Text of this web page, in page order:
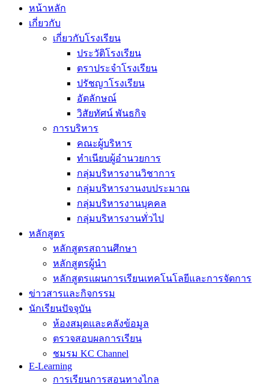
หน้าหลัก
เกี่ยวกับ
เกี่ยวกับโรงเรียน
ประวัติโรงเรียน
ตราประจำโรงเรียน
ปรัชญาโรงเรียน
อัตลักษณ์
วิสัยทัศน์ พันธกิจ
การบริหาร
คณะผู้บริหาร
ทำเนียบผู้อำนวยการ
กลุ่มบริหารงานวิชาการ
กลุ่มบริหารงานงบประมาณ
กลุ่มบริหารงานบุคคล
กลุ่มบริหารงานทั่วไป
หลักสูตร
หลักสูตรสถานศึกษา
หลักสูตรผู้นำ
หลักสูตรแผนการเรียนเทคโนโลยีและการจัดการ
ข่าวสารและกิจกรรม
นักเรียนปัจจุบัน
ห้องสมุดและคลังข้อมูล
ตรวจสอบผลการเรียน
ชมรม KC Channel
E-Learning
การเรียนการสอนทางไกล